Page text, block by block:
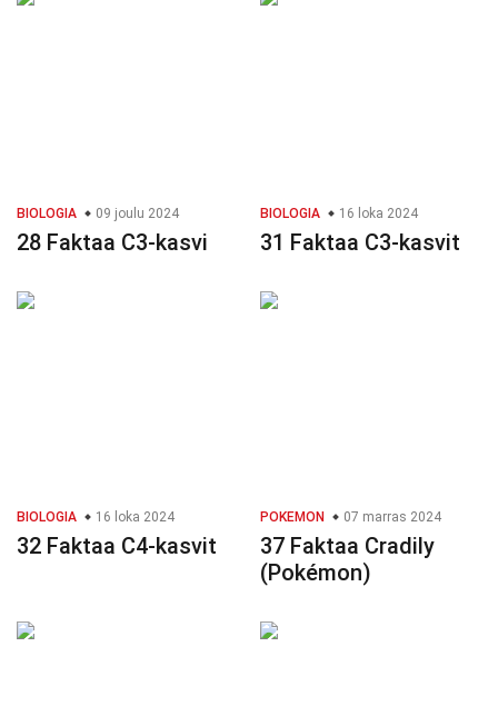
BIOLOGIA 09 joulu 2024
28 Faktaa C3-kasvi
BIOLOGIA 16 loka 2024
31 Faktaa C3-kasvit
BIOLOGIA 16 loka 2024
32 Faktaa C4-kasvit
POKEMON 07 marras 2024
37 Faktaa Cradily
(Pokémon)